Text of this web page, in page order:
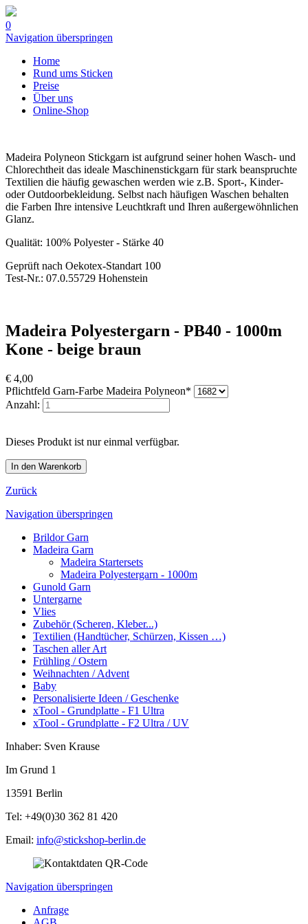
0
Navigation überspringen
Home
Rund ums Sticken
Preise
Über uns
Online-Shop
Madeira Polyneon Stickgarn ist aufgrund seiner hohen Wasch- und
Chlorechtheit das ideale Maschinenstickgarn für stark beanspruchte
Textilien die häufig gewaschen werden wie z.B. Sport-, Kinder-
oder Outdoorbekleidung. Selbst nach häufigen Waschen behalten
die Farben Ihre intensive Leuchtkraft und Ihren außergewöhnlichen
Glanz.
Qualität: 100% Polyester - Stärke 40
Geprüft nach Oekotex-Standart 100
Test-Nr.: 07.0.55729 Hohenstein
Madeira Polyestergarn - PB40 - 1000m
Kone - beige braun
€ 4,00
Pflichtfeld Garn-Farbe Madeira Polyneon*
Anzahl:
Dieses Produkt ist nur einmal verfügbar.
Zurück
Navigation überspringen
Brildor Garn
Madeira Garn
Madeira Startersets
Madeira Polyestergarn - 1000m
Gunold Garn
Untergarne
Vlies
Zubehör (Scheren, Kleber...)
Textilien (Handtücher, Schürzen, Kissen …)
Taschen aller Art
Frühling / Ostern
Weihnachten / Advent
Baby
Personalisierte Ideen / Geschenke
xTool - Grundplatte - F1 Ultra
xTool - Grundplatte - F2 Ultra / UV
Inhaber: Sven Krause
Im Grund 1
13591 Berlin
Tel: +49(0)30 362 81 420
Email: info@stickshop-berlin.de
Navigation überspringen
Anfrage